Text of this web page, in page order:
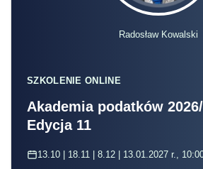
Radosław Kowalski
SZKOLENIE ONLINE
Akademia podatków
Edycja 11
13.10 | 18.11 | 8.12 | 13.01.2027 r.,